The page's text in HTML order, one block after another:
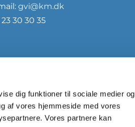
dig funktioner til sociale medier og
af vores hjemmeside med vores
Vores partnere kan
gvi@km.dk
23 30 30 35